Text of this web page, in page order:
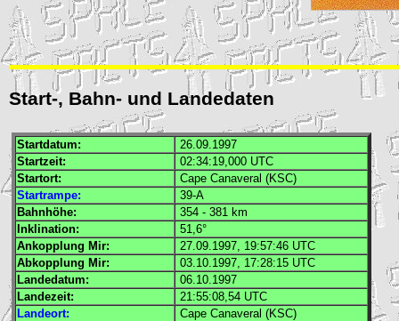
Start-, Bahn- und Landedaten
Startdatum:
26.09.1997
Startzeit:
02:34:19,000 UTC
Startort:
Cape Canaveral (KSC)
Startrampe:
39-A
Bahnhöhe:
354 - 381 km
Inklination:
51,6°
Ankopplung Mir: 27.09.1997, 19:57:46 UTC
Abkopplung Mir: 03.10.1997, 17:28:15 UTC
Landedatum:
06.10.1997
Landezeit:
21:55:08,54 UTC
Landeort:
Cape Canaveral (KSC)